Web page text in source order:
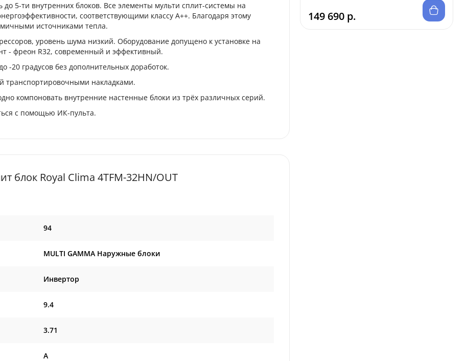
5-ти внутренних блоков. Все элементы мульти сплит-системы на
соответствующими классу А++. Благодаря этому
источниками тепла.
уровень шума низкий. Оборудование допущено к установке на
- фреон R32, современный и эффективный.
-20 градусов без дополнительных доработок.
накладками.
компоновать внутренние настенные блоки из трёх различных серий.
с помощью ИК-пульта.
блок Royal Clima 4TFM-32HN/OUT
94
MULTI GAMMA Наружные блоки
Инвертор
9.4
3.71
A
149 690 р.